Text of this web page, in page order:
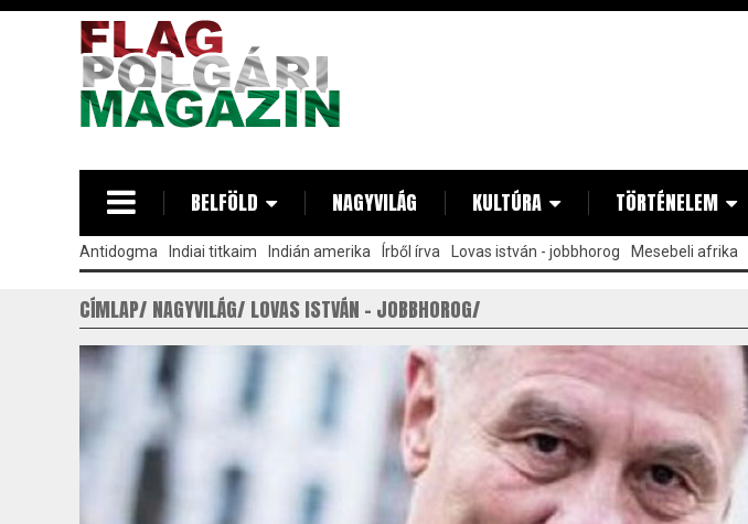
BELFÖLD NAGYVILÁG KULTÚRA TÖRTÉNELEM
Antidogma Indiai titkaim Indián amerika Írből írva Lovas istván - jobbhorog Mesebeli afrika
CÍMLAP NAGYVILÁG LOVAS ISTVÁN - JOBBHOROG